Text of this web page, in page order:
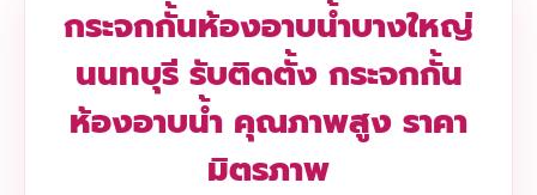
กระจกกั้นห้องอาบน้ำบางใหญ่
นนทบุรี รับติดตั้ง กระจกกั้น
ห้องอาบน้ำ คุณภาพสูง ราคา
มิตรภาพ